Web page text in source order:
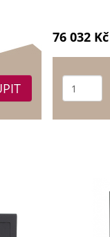
76 032 Kč